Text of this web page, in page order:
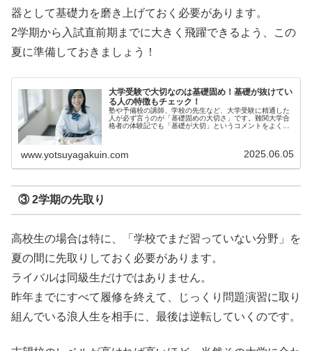
器として基礎力を磨き上げておく必要があります。
2学期から入試直前期までに大きく飛躍できるよう、この
夏に準備しておきましょう！
大学受験で大切なのは基礎固め！基礎が抜けてい
る人の特徴もチェック！
塾や予備校の講師、学校の先生など、大学受験に精通した
人が必ず言うのが「基礎固めの大切さ」です。難関大学合
格者の体験記でも「基礎が大切」というコメントをよく見
www.yotsuyagakuin.com 2025.06.05
③ 2学期の先取り
高校生の場合は特に、「学校でまだ習っていない分野」を
夏の間に先取りしておく必要があります。
ライバルは同級生だけではありません。
昨年までにすべて履修を終えて、じっくり問題演習に取り
組んでいる浪人生を相手に、最後は逆転していくのです。